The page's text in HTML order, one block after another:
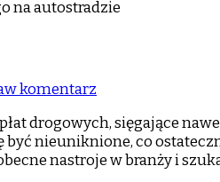
komentarzzapłacą
za
wyższe
opłaty
drogowe?
drogowych, sięgające
być nieuniknione, co
nastroje w branży i